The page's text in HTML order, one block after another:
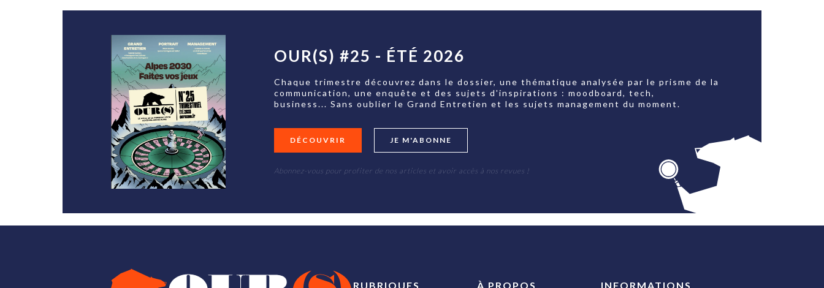
OUR(S) #25 - ÉTÉ 2026
Chaque trimestre découvrez dans le dossier, une thématique analysée par le prisme de la
communication, une enquête et des sujets d'inspirations : moodboard, tech,
business... Sans oublier le Grand Entretien et les sujets management du moment.
DÉCOUVRIR JE M'ABONNE
Abonnez-vous pour profiter de nos articles et avoir accès à nos revues !
RUBRIQUES À PROPOS INFORMATIONS